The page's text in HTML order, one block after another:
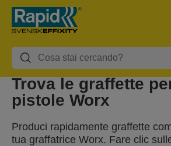
Trova le graffette
pistole Worx
Produci rapidamente graffette
tua graffatrice Worx. Fare clic